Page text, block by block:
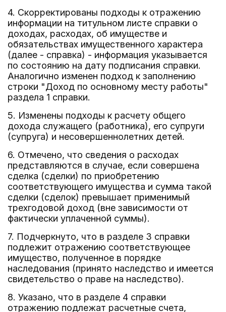
4. Скорректированы подходы к отражению
информации на титульном листе справки о
доходах, расходах, об имуществе и
обязательствах имущественного характера
(далее - справка) - информация указывается
по состоянию на дату подписания справки.
Аналогично изменен подход к заполнению
строки "Доход по основному месту работы"
раздела 1 справки.
5. Изменены подходы к расчету общего
дохода служащего (работника), его супруги
(супруга) и несовершеннолетних детей.
6. Отмечено, что сведения о расходах
представляются в случае, если совершена
сделка (сделки) по приобретению
соответствующего имущества и сумма такой
сделки (сделок) превышает применимый
трехгодовой доход (вне зависимости от
фактически уплаченной суммы).
7. Подчеркнуто, что в разделе 3 справки
подлежит отражению соответствующее
имущество, полученное в порядке
наследования (принято наследство и имеется
свидетельство о праве на наследство).
8. Указано, что в разделе 4 справки
отражению подлежат расчетные счета,